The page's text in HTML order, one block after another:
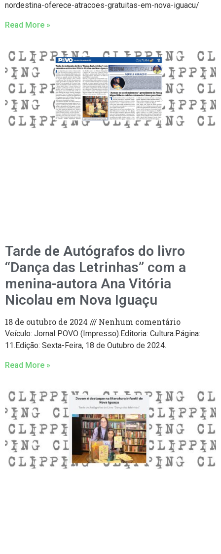
nordestina-oferece-atracoes-gratuitas-em-nova-iguacu/
Read More »
Tarde de Autógrafos do livro
“Dança das Letrinhas” com a
menina-autora Ana Vitória
Nicolau em Nova Iguaçu
18 de outubro de 2024 Nenhum comentário
Veículo: Jornal POVO (Impresso).Editoria: Cultura.Página:
11.Edição: Sexta-Feira, 18 de Outubro de 2024.
Read More »